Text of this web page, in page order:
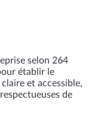
selon 264
établir le
et accessible,
de